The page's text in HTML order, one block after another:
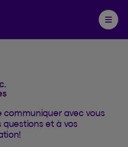
Ouvrir
communiquer avec vous
et à vos